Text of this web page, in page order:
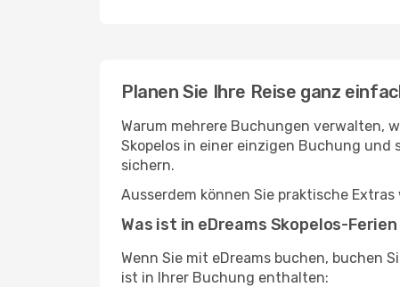
Planen Sie Ihre Reise ganz
Warum mehrere Buchungen verwalten,
Skopelos in einer einzigen Buchung
sichern.
Ausserdem können Sie praktische
Was ist in eDreams Skopelos-
Wenn Sie mit eDreams buchen, buchen
ist in Ihrer Buchung enthalten: